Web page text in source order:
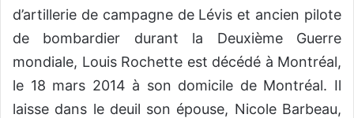
d’artillerie de campagne de Lévis et ancien pilote
de bombardier durant la Deuxième Guerre
mondiale, Louis Rochette est décédé à Montréal,
le 18 mars 2014 à son domicile de Montréal. Il
laisse dans le deuil son épouse, Nicole Barbeau,